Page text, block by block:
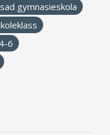
gymnasieskola
6